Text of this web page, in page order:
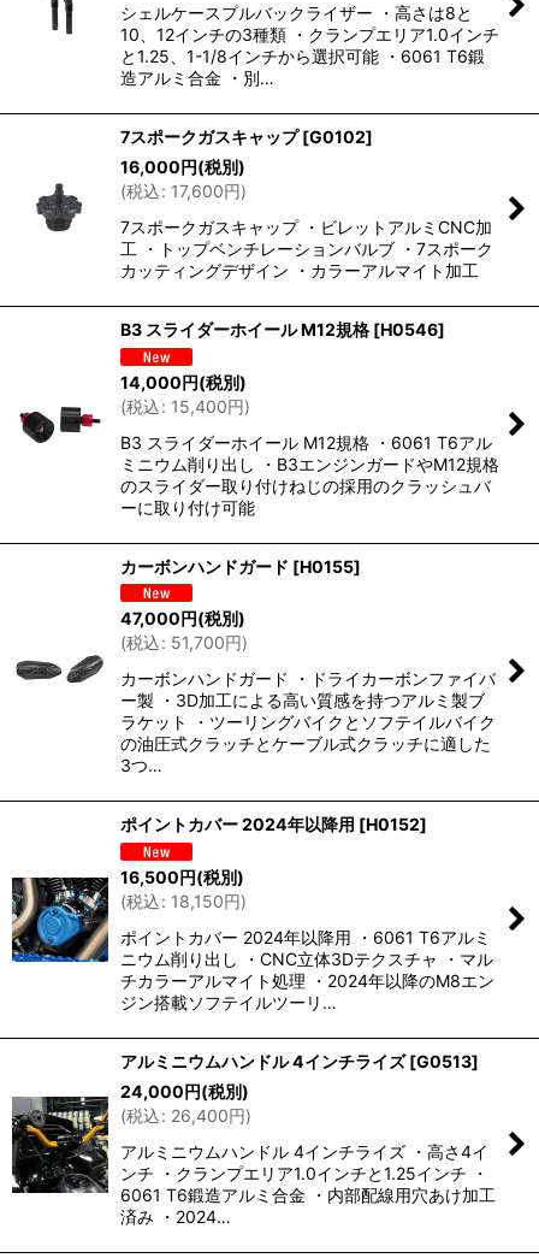
シェルケースプルバックライザー ・高さは8と
10、12インチの3種類 ・クランプエリア1.0インチ
と1.25、1-1/8インチから選択可能 ・6061 T6鍛
造アルミ合金 ・別…
7スポークガスキャップ [G0102]
16,000円(税別)
(税込: 17,600円)
7スポークガスキャップ ・ビレットアルミCNC加
工 ・トップベンチレーションバルブ ・7スポーク
カッティングデザイン ・カラーアルマイト加工
B3 スライダーホイール M12規格 [H0546]
14,000円(税別)
(税込: 15,400円)
B3 スライダーホイール M12規格 ・6061 T6アル
ミニウム削り出し ・B3エンジンガードやM12規格
のスライダー取り付けねじの採用のクラッシュバ
ーに取り付け可能
カーボンハンドガード [H0155]
47,000円(税別)
(税込: 51,700円)
カーボンハンドガード ・ドライカーボンファイバ
ー製 ・3D加工による高い質感を持つアルミ製ブ
ラケット ・ツーリングバイクとソフテイルバイク
の油圧式クラッチとケーブル式クラッチに適した
3つ…
ポイントカバー 2024年以降用 [H0152]
16,500円(税別)
(税込: 18,150円)
ポイントカバー 2024年以降用 ・6061 T6アルミ
ニウム削り出し ・CNC立体3Dテクスチャ ・マル
チカラーアルマイト処理 ・2024年以降のM8エン
ジン搭載ソフテイルツーリ…
アルミニウムハンドル 4インチライズ [G0513]
24,000円(税別)
(税込: 26,400円)
アルミニウムハンドル 4インチライズ ・高さ4イ
ンチ ・クランプエリア1.0インチと1.25インチ ・
6061 T6鍛造アルミ合金 ・内部配線用穴あけ加工
済み ・2024…